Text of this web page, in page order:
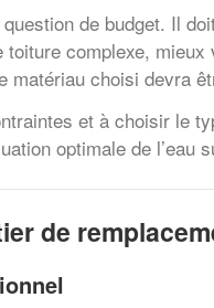
de budget. Il
complexe,
choisi devra
et à choisir le
optimale de l’eau
de